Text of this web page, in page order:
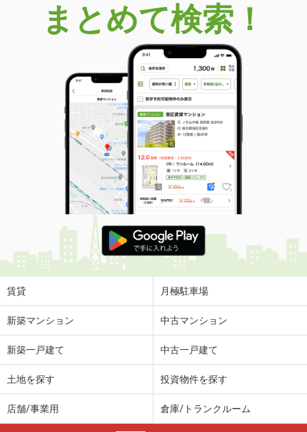
まとめて検索！
賃貸 月極駐車場
新築マンション 中古マンション
新築一戸建て 中古一戸建て
土地を探す 投資物件を探す
店舗/事業用 倉庫/トランクルーム